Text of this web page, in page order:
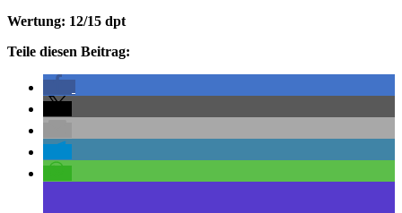
Wertung: 12/15 dpt
Teile diesen Beitrag: